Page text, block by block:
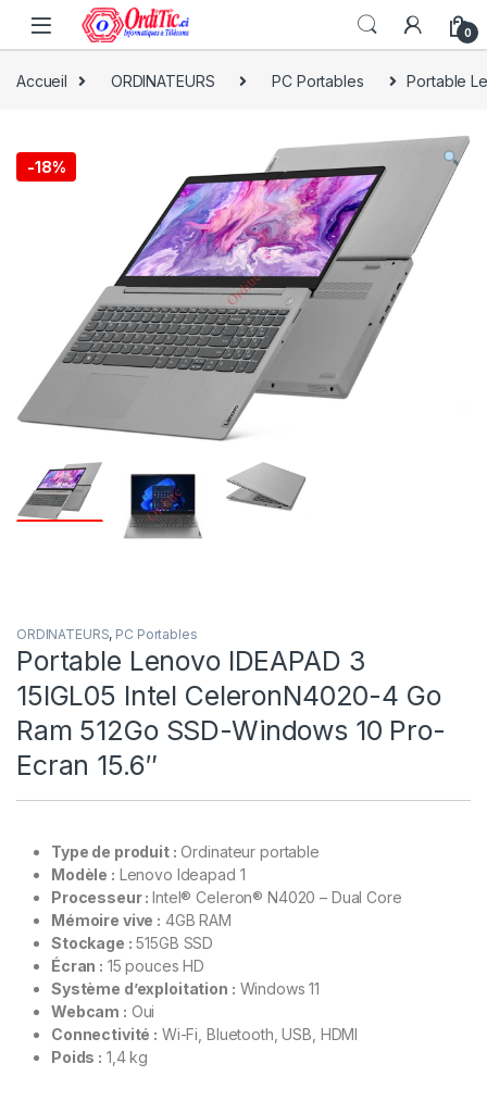
0
Accueil ORDINATEURS PC Portables Portable
-18%
ORDINATEURS, PC Portables
Portable Lenovo IDEAPAD 3
15IGL05 Intel CeleronN4020-4 Go
Ram 512Go SSD-Windows 10 Pro-
Ecran 15.6″
Type de produit : Ordinateur portable
Modèle : Lenovo Ideapad 1
Processeur :Intel® Celeron® N4020 – Dual Core
Mémoire vive : 4GB RAM
Stockage : 515GB SSD
Écran : 15 pouces HD
Système d’exploitation : Windows 11
Webcam : Oui
Connectivité : Wi-Fi, Bluetooth, USB, HDMI
Poids : 1,4 kg